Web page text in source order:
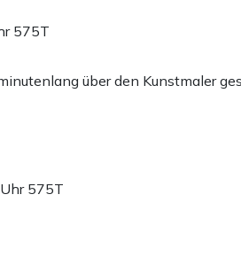
575T
über den Kunstmaler
575T